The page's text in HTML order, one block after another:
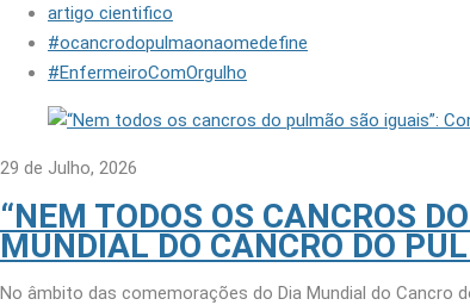
artigo cientifico
#ocancrodopulmaonaomedefine
#EnfermeiroComOrgulho
29 de Julho, 2026
“NEM TODOS OS CANCROS
MUNDIAL DO CANCRO DO
No âmbito das comemorações do Dia Mundial do Cancro